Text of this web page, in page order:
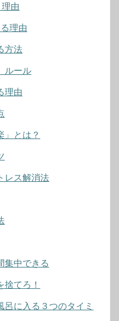
由
理由
方法
ルール
理由
」とは？
レス解消法
集中できる
捨てろ！
に入る３つのタイミ